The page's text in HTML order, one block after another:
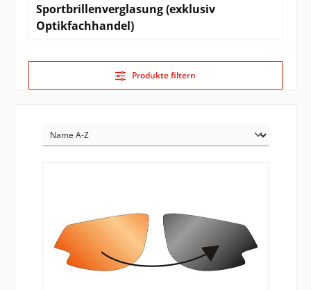
Sportbrillenverglasung (exklusiv
Optikfachhandel)
Produkte filtern